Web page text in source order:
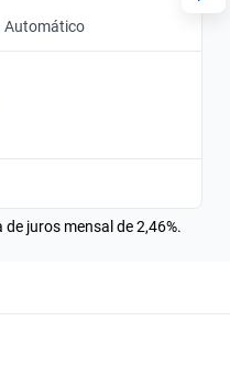
Automático
juros mensal de 2,46%.